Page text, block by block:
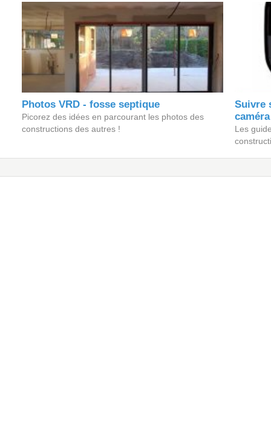
Photos VRD - fosse septique
Picorez des idées en parcourant les photos des
constructions des autres !
Suivre
caméra
Les